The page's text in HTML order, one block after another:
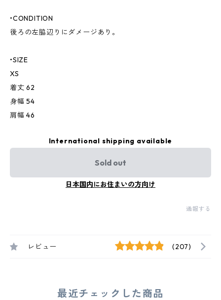
•CONDITION
後ろの左脇辺りにダメージあり。
•SIZE
XS
着丈 62
身幅 54
肩幅 46
International shipping available
Sold out
日本国内にお住まいの方向け
通報する
レビュー (207)
最近チェックした商品